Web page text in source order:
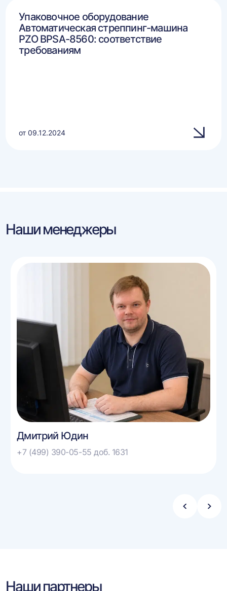
Упаковочное оборудование
Автоматическая стреппинг-машина
PZO BPSA-8560: соответствие
требованиям
от 09.12.2024
Наши менеджеры
Дмитрий Юдин
+7 (499) 390-05-55 доб. 1631
Стрелка
Наши партнеры